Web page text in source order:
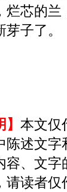
烂芯的
子了。
本文仅
陈述文
容、文
请读者